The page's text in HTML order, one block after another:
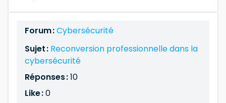
Forum :Cybersécurité
Sujet : Reconversion professionnelle dans la
cybersécurité
Réponses :10
Like :0